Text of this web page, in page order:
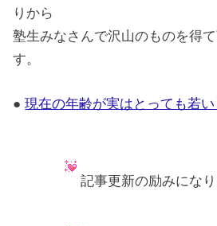
りから
塾生みなさんで沢山のものを得
す。
●現在の年齢が実はとっても若
記事更新の励みにな